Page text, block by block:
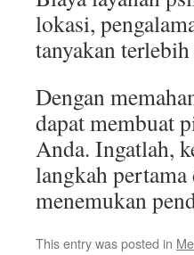
lokasi,
tanyakan
Dengan
dapat membuat
Anda. Ingatlah,
langkah pertama
menemukan
This entry was posted in